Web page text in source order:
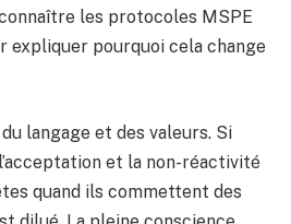
les protocoles MSPE
expliquer pourquoi cela change
langage et des valeurs. Si
et la non-réactivité
quand ils commettent des